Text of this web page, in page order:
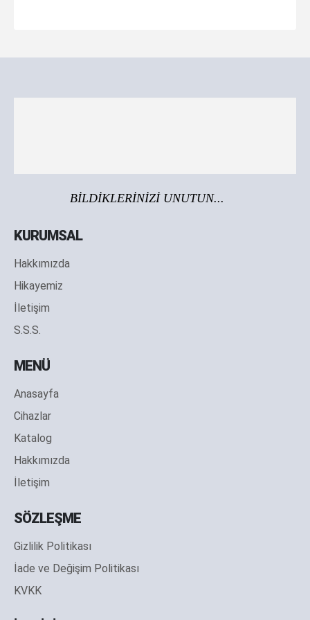
BİLDİKLERİNİZİ UNUTUN...
KURUMSAL
Hakkımızda
Hikayemiz
İletişim
S.S.S.
MENÜ
Anasayfa
Cihazlar
Katalog
Hakkımızda
İletişim
SÖZLEŞME
Gizlilik Politikası
İade ve Değişim Politikası
KVKK